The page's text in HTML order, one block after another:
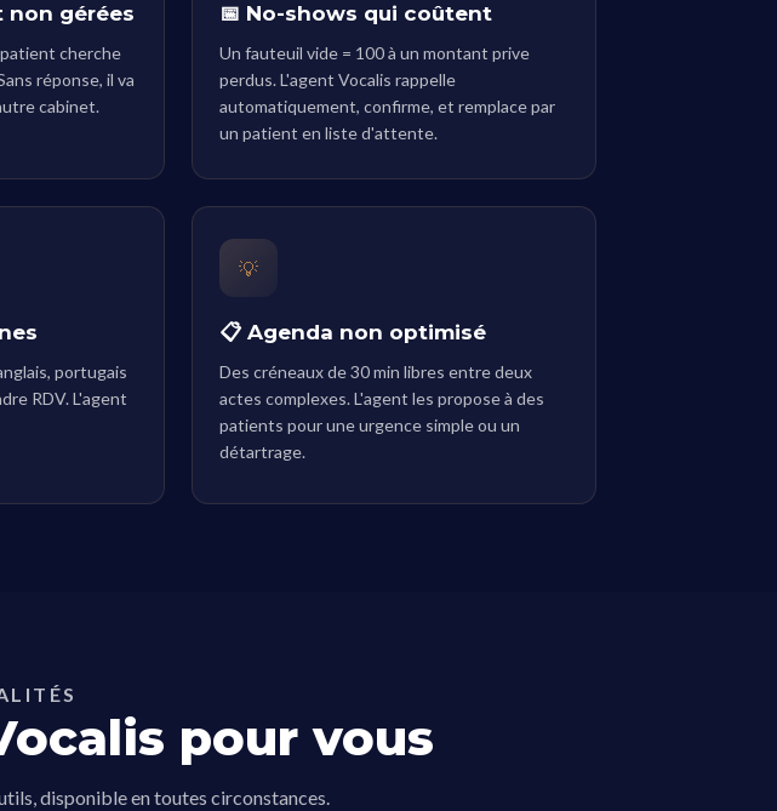
non gérées
cherche
réponse, il va
cabinet.
📅 No-shows qui coûtent
Un fauteuil vide = 100 à un montant prive
perdus. L'agent Vocalis rappelle
automatiquement, confirme, et remplace par
un patient en liste d'attente.
portugais
RDV. L'agent
💡
📋 Agenda non optimisé
Des créneaux de 30 min libres entre deux
actes complexes. L'agent les propose à des
patients pour une urgence simple ou un
détartrage.
pour vous
disponible en toutes circonstances.